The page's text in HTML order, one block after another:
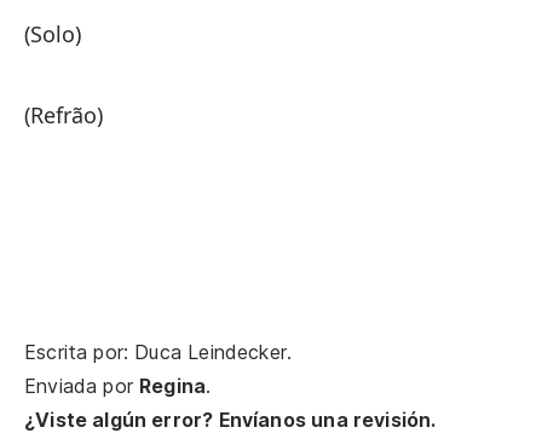
(Solo)
(Refrão)
Escrita por: Duca Leindecker.
Enviada por Regina.
¿Viste algún error? Envíanos una revisión.